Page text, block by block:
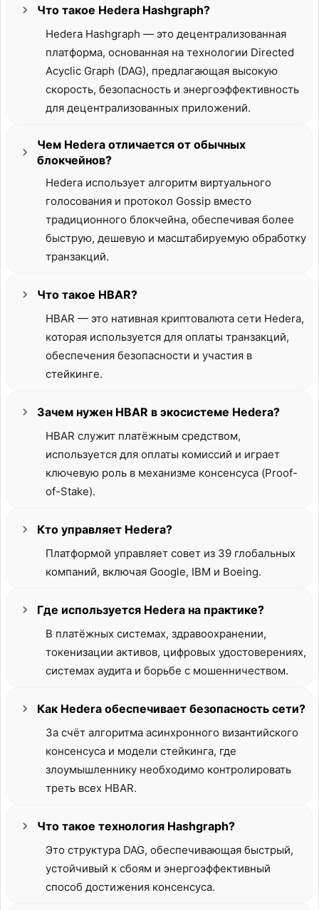
Что такое Hedera Hashgraph?
Hedera Hashgraph — это децентрализованная
платформа, основанная на технологии Directed
Acyclic Graph (DAG), предлагающая высокую
скорость, безопасность и энергоэффективность
для децентрализованных приложений.
Чем Hedera отличается от обычных
блокчейнов?
Hedera использует алгоритм виртуального
голосования и протокол Gossip вместо
традиционного блокчейна, обеспечивая более
быструю, дешевую и масштабируемую обработку
транзакций.
Что такое HBAR?
HBAR — это нативная криптовалюта сети Hedera,
которая используется для оплаты транзакций,
обеспечения безопасности и участия в
стейкинге.
Зачем нужен HBAR в экосистеме Hedera?
HBAR служит платёжным средством,
используется для оплаты комиссий и играет
ключевую роль в механизме консенсуса (Proof-
of-Stake).
Кто управляет Hedera?
Платформой управляет совет из 39 глобальных
компаний, включая Google, IBM и Boeing.
Где используется Hedera на практике?
В платёжных системах, здравоохранении,
токенизации активов, цифровых удостоверениях,
системах аудита и борьбе с мошенничеством.
Как Hedera обеспечивает безопасность сети?
За счёт алгоритма асинхронного византийского
консенсуса и модели стейкинга, где
злоумышленнику необходимо контролировать
треть всех HBAR.
Что такое технология Hashgraph?
Это структура DAG, обеспечивающая быстрый,
устойчивый к сбоям и энергоэффективный
способ достижения консенсуса.